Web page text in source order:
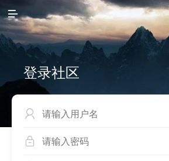

登录社区

